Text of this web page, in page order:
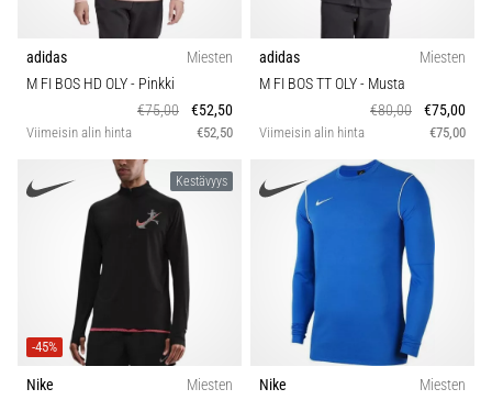
adidas
Miesten
M FI BOS HD OLY- Pinkki
€75,00
€52,50
Viimeisin alin hinta €52,50
adidas
Miesten
M FI BOS TT OLY- Musta
€80,00
€75,00
Viimeisin alin hinta €75,00
Kestävyys
-45%
Nike
Miesten
Nike
Miesten